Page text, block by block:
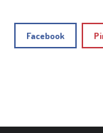
Facebook